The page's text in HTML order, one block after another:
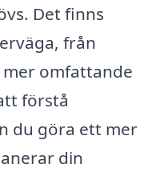
Det finns
från
omfattande
förstå
du göra ett mer
din